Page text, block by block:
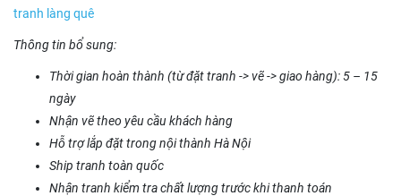
tranh làng quê
Thông tin bổ sung:
Thời gian hoàn thành (từ đặt tranh -> vẽ -> giao hàng): 5 – 15
ngày
Nhận vẽ theo yêu cầu khách hàng
Hỗ trợ lắp đặt trong nội thành Hà Nội
Ship tranh toàn quốc
Nhận tranh kiểm tra chất lượng trước khi thanh toán